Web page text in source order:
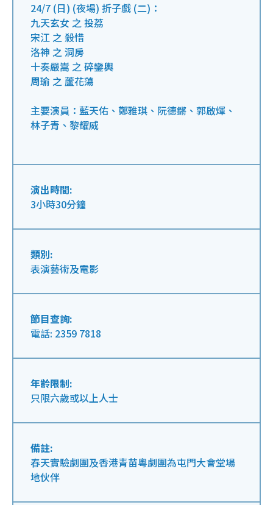
24/7 (日) (夜場) 折子戲 (二)：
九天玄女 之 投荔
宋江 之 殺惜
洛神 之 洞房
十奏嚴嵩 之 碎鑾輿
周瑜 之 蘆花蕩
主要演員：藍天佑、鄭雅琪、阮德鏘、郭啟煇、
林子青、黎耀威
演出時間:
3小時30分鐘
類別:
表演藝術及電影
節目查詢:
電話: 2359 7818
年齡限制:
只限六歲或以上人士
備註:
春天實驗劇團及香港青苗粵劇團為屯門大會堂場
地伙伴